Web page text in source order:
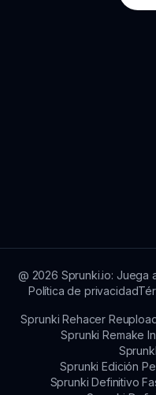
@ 2026 Sprunki.io: Juega
Política de privacidad
Sprunki Rehacer
Sprunki Remake
Sprunki Edición
Sprunki Definitivo